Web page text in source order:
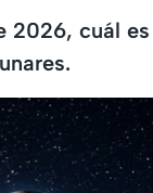
2026, cuál es